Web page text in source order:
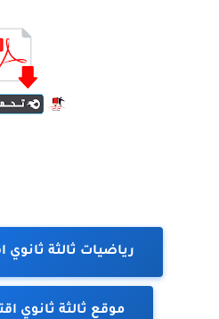
رياضيات ثالثة
موقع ثالثة ثانوي